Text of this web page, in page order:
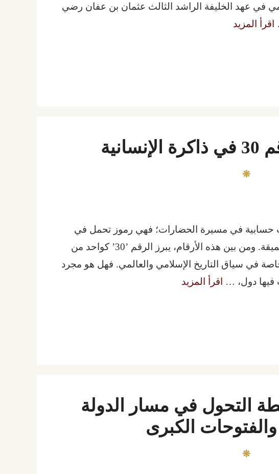
في عهد الخليفة الراشد الثالث عثمان بن عفان رضي
اقرأ المزيد
حسابية في مسيرة الحضارات؛ فهي رموز تحمل في
طياتها دلالات سياسية، دينية، وفلسفية عميقة. ومن بين هذه الأرقام، يبرز الرقم ’30’ كواحد من
وخاصة في سياق التاريخ الإسلامي والعالمي. فهل هو مجرد
فيها دول، …
اقرأ المزيد
نقطة التحول في مسار الدولة
والفتوحات الكبرى